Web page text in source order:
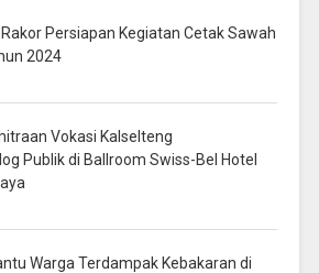
Persiapan Kegiatan Cetak Sawah
2024
Vokasi Kalselteng
Publik di Ballroom Swiss-Bel Hotel
Warga Terdampak Kebakaran di